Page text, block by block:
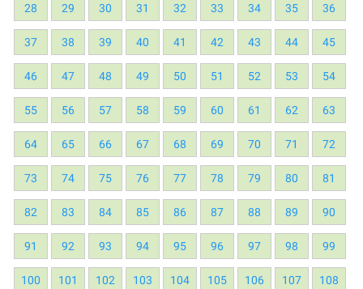
28 29 30 31 32 33 34 35 36
37 38 39 40 41 42 43 44 45
46 47 48 49 50 51 52 53 54
55 56 57 58 59 60 61 62 63
64 65 66 67 68 69 70 71 72
73 74 75 76 77 78 79 80 81
82 83 84 85 86 87 88 89 90
91 92 93 94 95 96 97 98 99
100 101 102 103 104 105 106 107 108